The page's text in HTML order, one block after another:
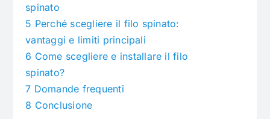
spinato
5 Perché scegliere il filo spinato:
vantaggi e limiti principali
6 Come scegliere e installare il filo
spinato?
7 Domande frequenti
8 Conclusione